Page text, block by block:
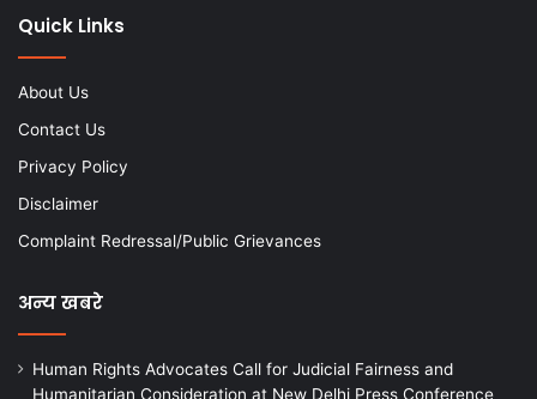
Quick Links
About Us
Contact Us
Privacy Policy
Disclaimer
Complaint Redressal/Public Grievances
अन्य खबरे
Human Rights Advocates Call for Judicial Fairness and
Humanitarian Consideration at New Delhi Press Conference